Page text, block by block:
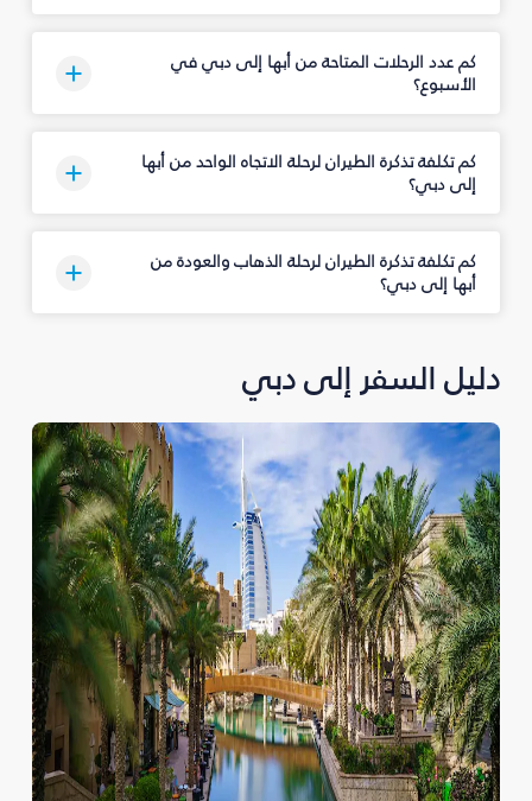
كم عدد الرحلات المتاحة من أبها إلى دبي في
الأسبوع؟
كم تكلفة تذكرة الطيران لرحلة الاتجاه الواحد من أبها
إلى دبي؟
كم تكلفة تذكرة الطيران لرحلة الذهاب والعودة من
أبها إلى دبي؟
دليل السفر إلى دبي